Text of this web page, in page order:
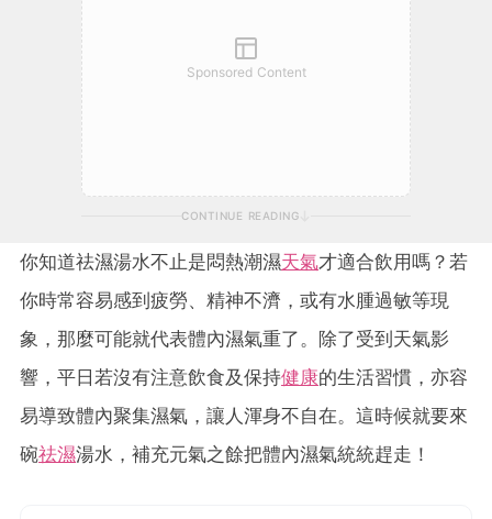
Sponsored Content
CONTINUE READING
你知道祛濕湯水不止是悶熱潮濕天氣才適合飲用嗎？若
你時常容易感到疲勞、精神不濟，或有水腫過敏等現
象，那麼可能就代表體內濕氣重了。除了受到天氣影
響，平日若沒有注意飲食及保持健康的生活習慣，亦容
易導致體內聚集濕氣，讓人渾身不自在。這時候就要來
碗祛濕湯水，補充元氣之餘把體內濕氣統統趕走！